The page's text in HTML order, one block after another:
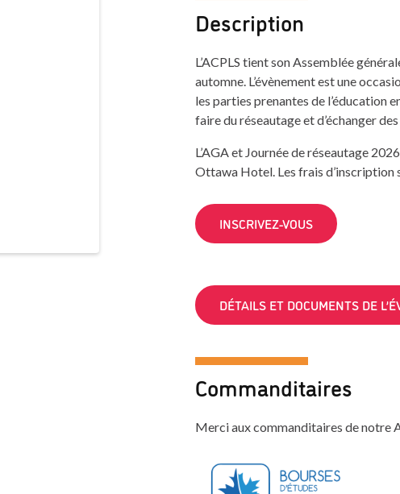
Description
L’ACPLS tient son Assemblée
automne. L’évènement est une
les parties prenantes de l’éducation
faire du réseautage et d’échanger
L’AGA et Journée de réseautage
Ottawa Hotel. Les frais d’inscription
INSCRIVEZ-VOUS
DÉTAILS ET DOCUMENTS DE
Commanditaires
Merci aux commanditaires de notre